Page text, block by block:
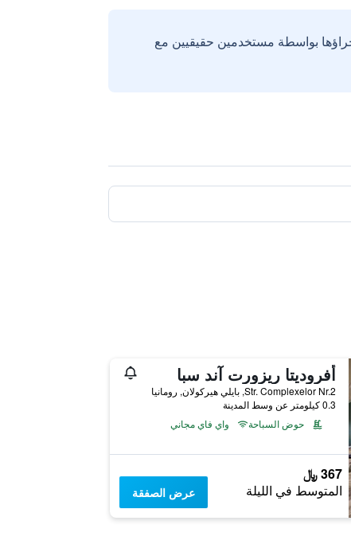
بواسطة مستخدمين حقيقيين مع
أفروديتا ريزورت آند سبا
Str. Complexelor Nr.2, بايلي هيركولان, رومانيا
0.3 كيلومتر عن وسط المدينة
حوض السباحة
واي فاي مجاني
367 ﷼
المتوسط في الليلة عرض الصفقة